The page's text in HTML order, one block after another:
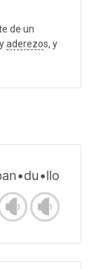
de un
yaderezos, y